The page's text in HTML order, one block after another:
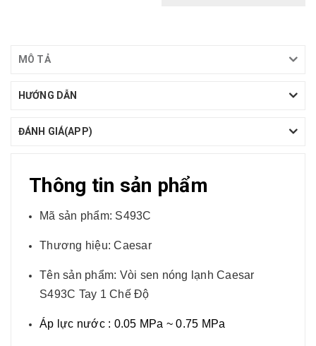
MÔ TẢ
HƯỚNG DẪN
ĐÁNH GIÁ(APP)
Thông tin sản phẩm
Mã sản phẩm: S493C
Thương hiệu: Caesar
Tên sản phẩm: Vòi sen nóng lạnh Caesar
S493C Tay 1 Chế Độ
Áp lực nước : 0.05 MPa ~ 0.75 MPa